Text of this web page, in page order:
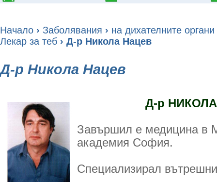
Начало › Заболявания › на дихателните
Лекар за теб › Д-р Никола Нацев
Д-р Никола Нацев
Д-р
Завършил е медицина в
академия София.
Специализирал